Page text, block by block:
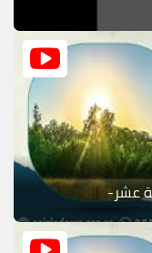
عشر-